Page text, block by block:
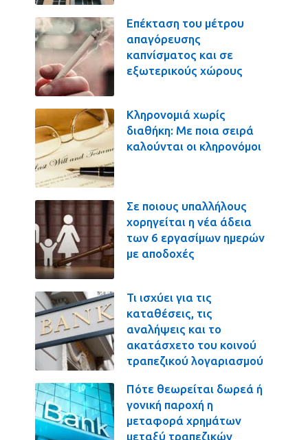
Επέκταση του μέτρου
απαγόρευσης
καπνίσματος και σε
εξωτερικούς χώρους
Κληρονομιά χωρίς
διαθήκη: Με ποια σειρά
καλούνται οι κληρονόμοι
Σε ποιους υπαλλήλους
χορηγείται η νέα άδεια
των 6 εργασίμων ημερών
με αποδοχές
Τι ισχύει για τις
καταθέσεις, τις
αναλήψεις και το
ακατάσχετο του κοινού
τραπεζικού λογαριασμού
Πότε θεωρείται δωρεά ή
γονική παροχή η
μεταφορά χρημάτων
μεταξύ τραπεζικών